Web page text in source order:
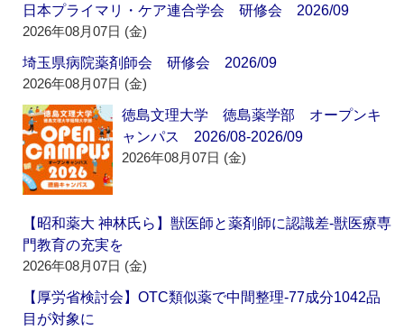
日本プライマリ・ケア連合学会 研修会 2026/09
2026年08月07日 (金)
埼玉県病院薬剤師会 研修会 2026/09
2026年08月07日 (金)
徳島文理大学 徳島薬学部 オープンキ
ャンパス 2026/08-2026/09
2026年08月07日 (金)
【昭和薬大 神林氏ら】獣医師と薬剤師に認識差‐獣医療専
門教育の充実を
2026年08月07日 (金)
【厚労省検討会】OTC類似薬で中間整理‐77成分1042品
目が対象に